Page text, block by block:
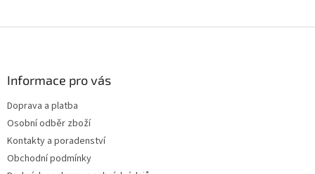
Informace pro vás
Doprava a platba
Osobní odběr zboží
Kontakty a poradenství
Obchodní podmínky